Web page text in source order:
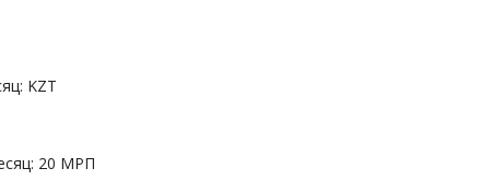
KZT
20 МРП